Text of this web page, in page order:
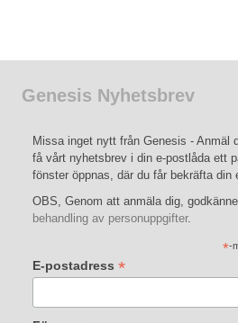
Genesis Nyhetsbrev
Missa inget nytt från Genesis - Anmäl
få vårt nyhetsbrev i din e-postlåda ett
fönster öppnas, där du får bekräfta din
OBS, Genom att anmäla dig,
behandling av personuppgifter.
*-
E-postadress *